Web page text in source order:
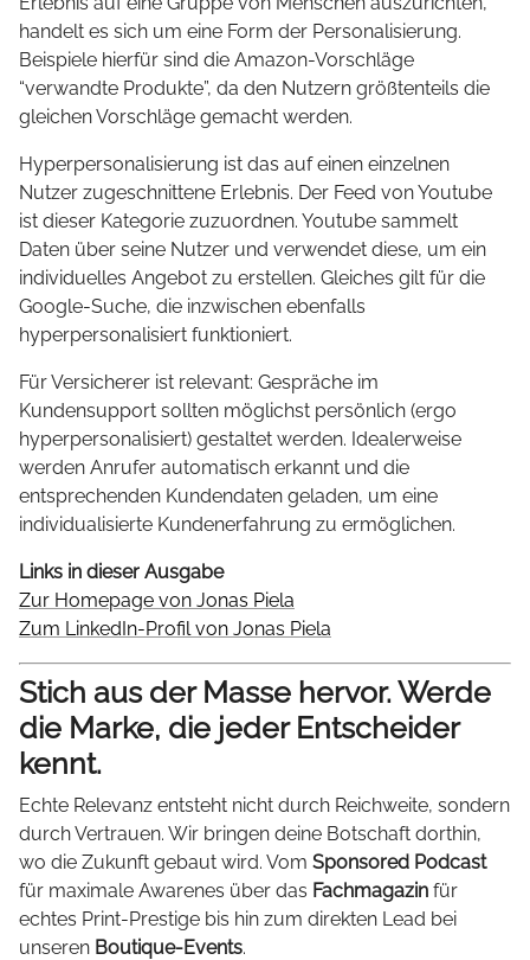
handelt es sich um eine Form der Personalisierung.
Beispiele hierfür sind die Amazon-Vorschläge
“verwandte Produkte”, da den Nutzern größtenteils die
gleichen Vorschläge gemacht werden.
Hyperpersonalisierung ist das auf einen einzelnen
Nutzer zugeschnittene Erlebnis. Der Feed von Youtube
ist dieser Kategorie zuzuordnen. Youtube sammelt
Daten über seine Nutzer und verwendet diese, um ein
individuelles Angebot zu erstellen. Gleiches gilt für die
Google-Suche, die inzwischen ebenfalls
hyperpersonalisiert funktioniert.
Für Versicherer ist relevant: Gespräche im
Kundensupport sollten möglichst persönlich (ergo
hyperpersonalisiert) gestaltet werden. Idealerweise
werden Anrufer automatisch erkannt und die
entsprechenden Kundendaten geladen, um eine
individualisierte Kundenerfahrung zu ermöglichen.
Links in dieser Ausgabe
Zur Homepage von Jonas Piela
Zum LinkedIn-Profil von Jonas Piela
Stich aus der Masse hervor. Werde
die Marke, die jeder Entscheider
kennt.
Echte Relevanz entsteht nicht durch Reichweite, sondern
durch Vertrauen. Wir bringen deine Botschaft dorthin,
wo die Zukunft gebaut wird. Vom Sponsored Podcast
für maximale Awarenes über das Fachmagazin für
echtes Print-Prestige bis hin zum direkten Lead bei
unseren Boutique-Events.